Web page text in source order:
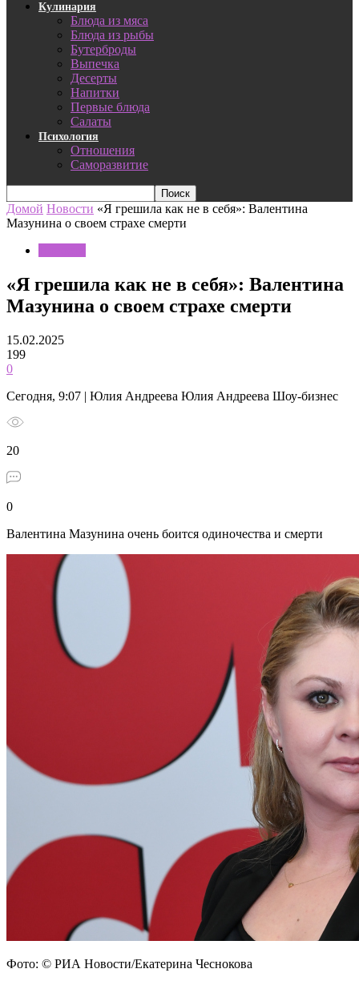
Кулинария
Блюда из мяса
Блюда из рыбы
Бутерброды
Выпечка
Десерты
Напитки
Первые блюда
Салаты
Психология
Отношения
Саморазвитие
Домой Новости «Я грешила как не в себя»: Валентина
Мазунина о своем страхе смерти
«Я грешила как не в себя»: Валентина
Мазунина о своем страхе смерти
15.02.2025
199
0
Сегодня, 9:07 | Юлия Андреева Юлия Андреева Шоу-бизнес
20
0
Валентина Мазунина очень боится одиночества и смерти
Фото: © РИА Новости/Екатерина Чеснокова